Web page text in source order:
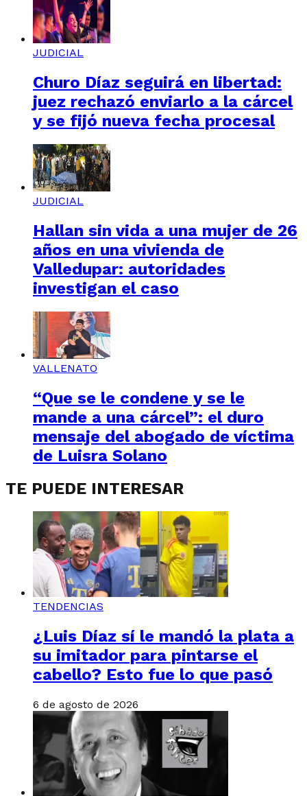
JUDICIAL
Churo Díaz seguirá en libertad:
juez rechazó enviarlo a la cárcel
y se fijó nueva fecha procesal
JUDICIAL
Hallan sin vida a una mujer de 26
años en una vivienda de
Valledupar: autoridades
investigan el caso
VALLENATO
“Que se le condene y se le
mande a una cárcel”: el duro
mensaje del abogado de víctima
de Luisra Solano
TE PUEDE INTERESAR
TENDENCIAS
¿Luis Díaz sí le mandó la plata a
su imitador para pintarse el
cabello? Esto fue lo que pasó
6 de agosto de 2026